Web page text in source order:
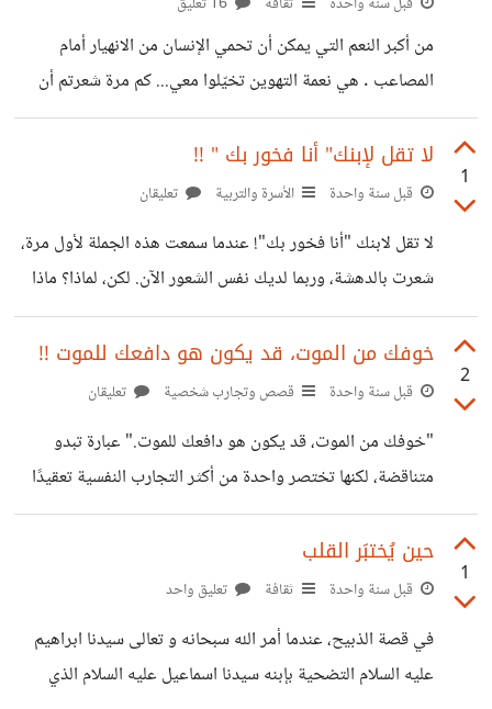
المستمر؟ وما الدوافع النفسية التي تقف وراء شعورنا بالسعادة
عند وصول إشعار جديد؟ من الناحية النفسية، يتصل هذا السلوك
من أكبر النعم التي يمكن أن تحمي الإنسان من الانهيار أمام
المصاعب . هي نعمة التهوين تخيّلوا معي... كم مرة شعرتم أن
مشكلة تواجهكم هي أكبر من قدرتكم على التحمل؟ وكم مرة بدا
لكم أن الحل مستحيل، فقط لتكتشفوا بعد فترة أن الأمر لم يكن
بتلك الصعوبة؟ دعونا نتفق على شيء: المبالغة في تضخيم
من الحياة، لكنها ليست الحياة كلها. فكروا للحظة، ماذا لو تعاملنا
مع مشاكلنا بنوع من التهوين؟
1
لا تقل لإبنك" أنا فخور بك " !!
قبل سنة واحدة الأسرة والتربية تعليقان
لا تقل لابنك "أنا فخور بك"! عندما سمعت هذه الجملة لأول مرة،
شعرت بالدهشة، وربما لديك نفس الشعور الآن. لكن، لماذا؟ ماذا
يعني الفخر؟ الفخر هو الشعور بالرضا والسعادة نتيجة لإنجاز
مشرّف يعزز قيمتنا الذاتية. لذا، عندما نقول للطفل: "أنا فخور
بك"، فإننا نربط نجاحه بشعورنا نحن، وكأن إنجازه أضاف قيمة
يدرك أن نجاحه أو فشله يؤثر عليه هو في المقام الأول، وليس
على أحد آخر. عندما يفهم
2
خوفك من الموت، قد يكون هو دافعك للموت !!
قبل سنة واحدة قصص وتجارب شخصية تعليقان
"خوفك من الموت، قد يكون هو دافعك للموت." عبارة تبدو
متناقضة، لكنها تختصر واحدة من أكثر التجارب النفسية تعقيدًا
وألمًا ، منذ أيام، صادفت فيديو مؤثرًا على مواقع التواصل
الاجتماعي، تظهر فيه فتاة أجنبية تعمل كمؤثرة رقمية، تمت
دعوتها من قِبل شركة سياحية لتجربة منطاد طائر والترويج له.
السماء لفترة وجيزة. غير أن ما حدث بعدها، كان خارج التوقع
تمامًا. فجأة، بدأت الفتاة تصرخ وتترجى الفريق التقني بأن
1
حين يُختبَر القلب
قبل سنة واحدة ثقافة تعليق واحد
في قصة الذبيح، عندما أمر الله سبحانه و تعالى سيدنا ابراهيم
عليه السلام التضحية بإبنه سيدنا اسماعيل عليه السلام الذي